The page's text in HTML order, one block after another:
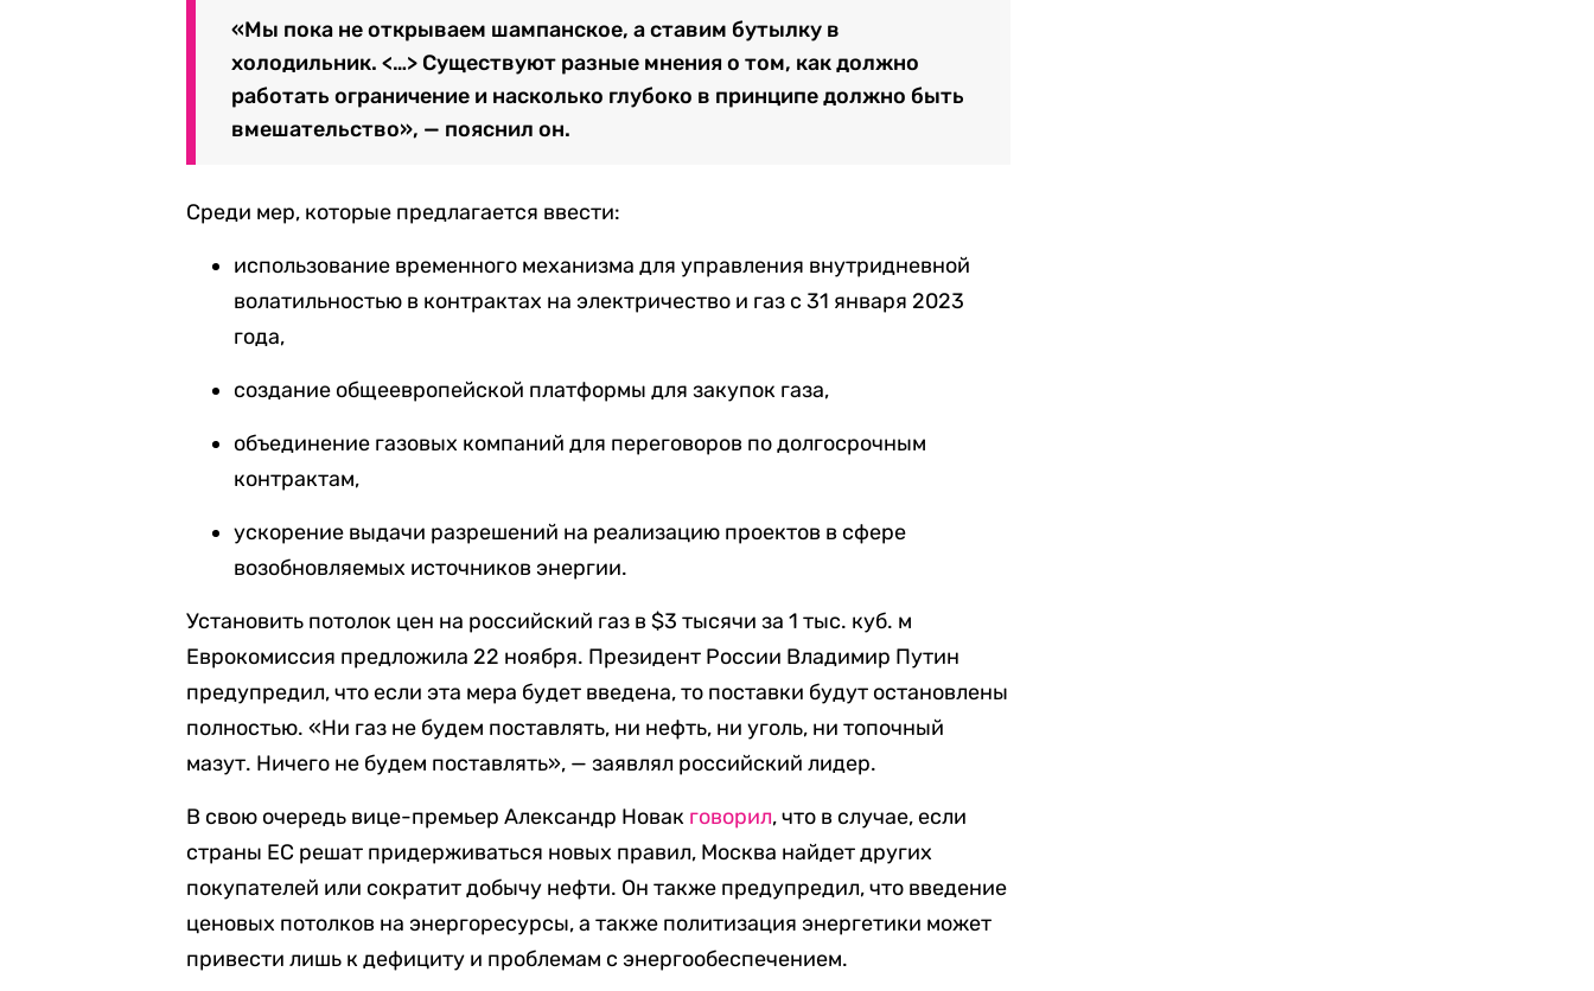
«Мы пока не открываем шампанское, а ставим бутылку в
холодильник. <…> Существуют разные мнения о том, как должно
работать ограничение и насколько глубоко в принципе должно быть
вмешательство», — пояснил он.
Среди мер, которые предлагается ввести:
использование временного механизма для управления внутридневной
волатильностью в контрактах на электричество и газ с 31 января 2023
года,
создание общеевропейской платформы для закупок газа,
объединение газовых компаний для переговоров по долгосрочным
контрактам,
ускорение выдачи разрешений на реализацию проектов в сфере
возобновляемых источников энергии.
Установить потолок цен на российский газ в $3 тысячи за 1 тыс. куб. м
Еврокомиссия предложила 22 ноября. Президент России Владимир Путин
предупредил, что если эта мера будет введена, то поставки будут остановлены
полностью. «Ни газ не будем поставлять, ни нефть, ни уголь, ни топочный
мазут. Ничего не будем поставлять», — заявлял российский лидер.
В свою очередь вице-премьер Александр Новак говорил, что в случае, если
страны ЕС решат придерживаться новых правил, Москва найдет других
покупателей или сократит добычу нефти. Он также предупредил, что введение
ценовых потолков на энергоресурсы, а также политизация энергетики может
привести лишь к дефициту и проблемам с энергообеспечением.